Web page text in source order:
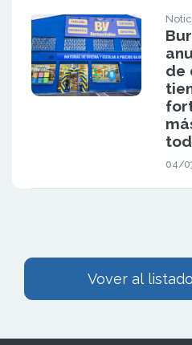
de
04/
Vover al